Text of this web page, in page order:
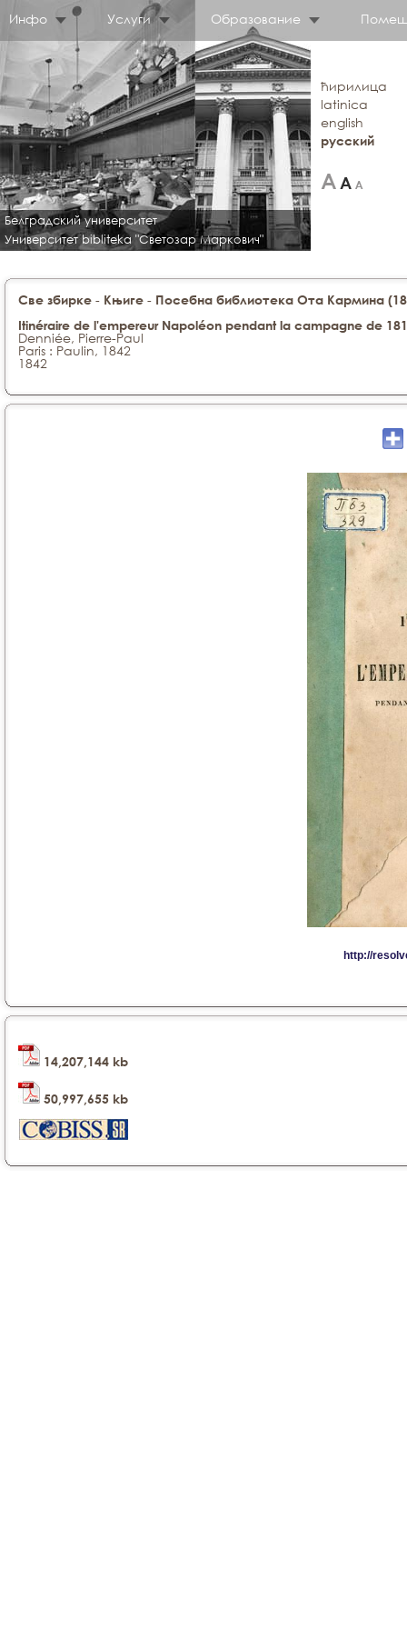
Инфо Услуги Образование
Белградский университет
Университет bibliteka "Светозар Маркович"
ћирилица
latinica
english
русский
Све збирке - Књиге - Посебна библиотека Ота Кармина
Itinéraire de l'empereur Napoléon pendant la campagne de
Denniée, Pierre-Paul
Paris : Paulin, 1842
1842
14,207,144 kb
50,997,655 kb